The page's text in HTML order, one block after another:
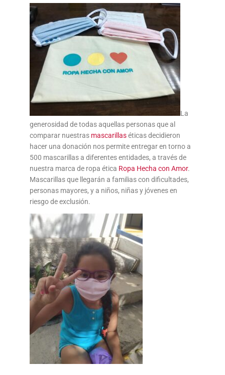
La
generosidad de todas aquellas personas que al
comparar nuestras mascarillaséticas decidieron
hacer una donación nos permite entregar en torno a
500 mascarillas a diferentes entidades, a través de
nuestra marca de ropa ética Ropa Hecha con Amor.
Mascarillas que llegarán a familias con dificultades,
personas mayores, y a niños, niñas y jóvenes en
riesgo de exclusión.